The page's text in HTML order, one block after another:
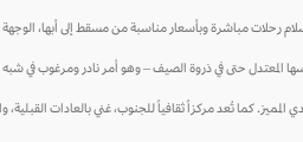
مباشرة وبأسعار مناسبة من مسقط إلى أبها، الوجهة
المعتدل حتى في ذروة الصيف – وهو أمر نادر ومرغوب في شبه
المميز. كما تُعد مركزاً ثقافياً للجنوب، غني بالعادات القبلية،